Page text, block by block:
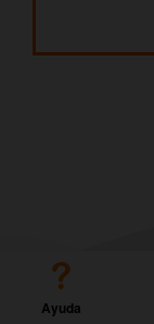
Ayuda